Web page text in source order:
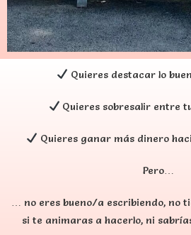
Quieres destacar lo
Quieres sobresalir entre
Quieres ganar más dinero
Pero…
… no eres bueno/a escribiendo, no
si te animaras a hacerlo, ni